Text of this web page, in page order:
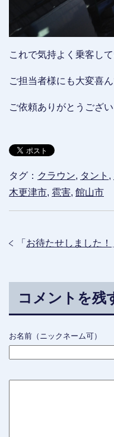
これで気持よく乗客し
ご担当者様にも大変喜
ご依頼ありがとうござい
タグ： クラウン, タント ,
木更津市, 雹害, 館山市
「 お待たせしました！
コメントを残
お名前（ニックネーム可）